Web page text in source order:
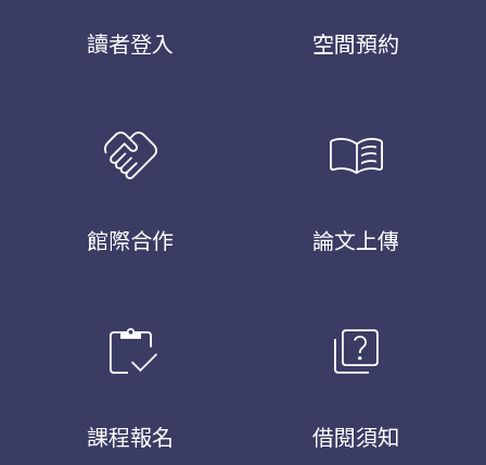
讀者登入 空間預約
handshake
館際合作
menu_book
論文上傳
inventory
課程報名
quiz
借閱須知